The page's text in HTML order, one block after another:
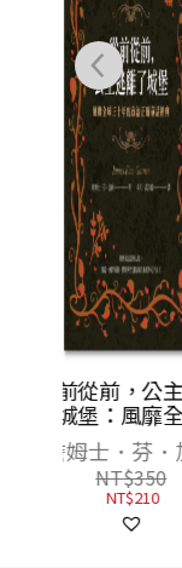
山海經裡的
東海先生
鄒敦
NT$
NT$